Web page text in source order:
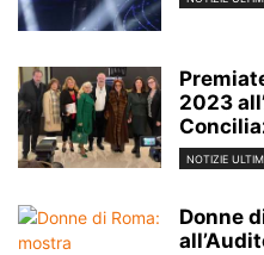
2023
NOTIZIE
Donne